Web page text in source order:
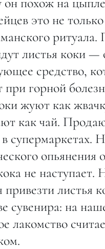
это не
ритуала.
листья коки —
средство,
при горной
жуют как
как чай.
супермаркетах.
опьянения
не наступает.
привезти листья
сувенира: на
лакомство